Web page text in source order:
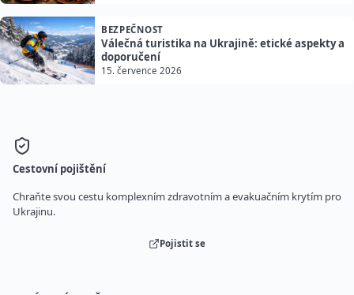
BEZPEČNOST
Válečná turistika na Ukrajině: etické aspekty a
doporučení
15. července 2026
Cestovní pojištění
Chraňte svou cestu komplexním zdravotním a evakuačním krytím pro
Ukrajinu.
Pojistit se